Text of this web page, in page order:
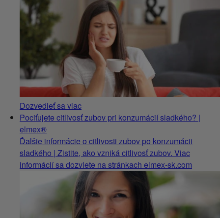
Dozvedieť sa viac
Pociťujete citlivosť zubov pri konzumácií sladkého? |
elmex®
Ďalšie informácie o citlivosti zubov po konzumácii
sladkého | Zistite, ako vzniká citlivosť zubov. Viac
informácií sa dozviete na stránkach elmex-sk.com